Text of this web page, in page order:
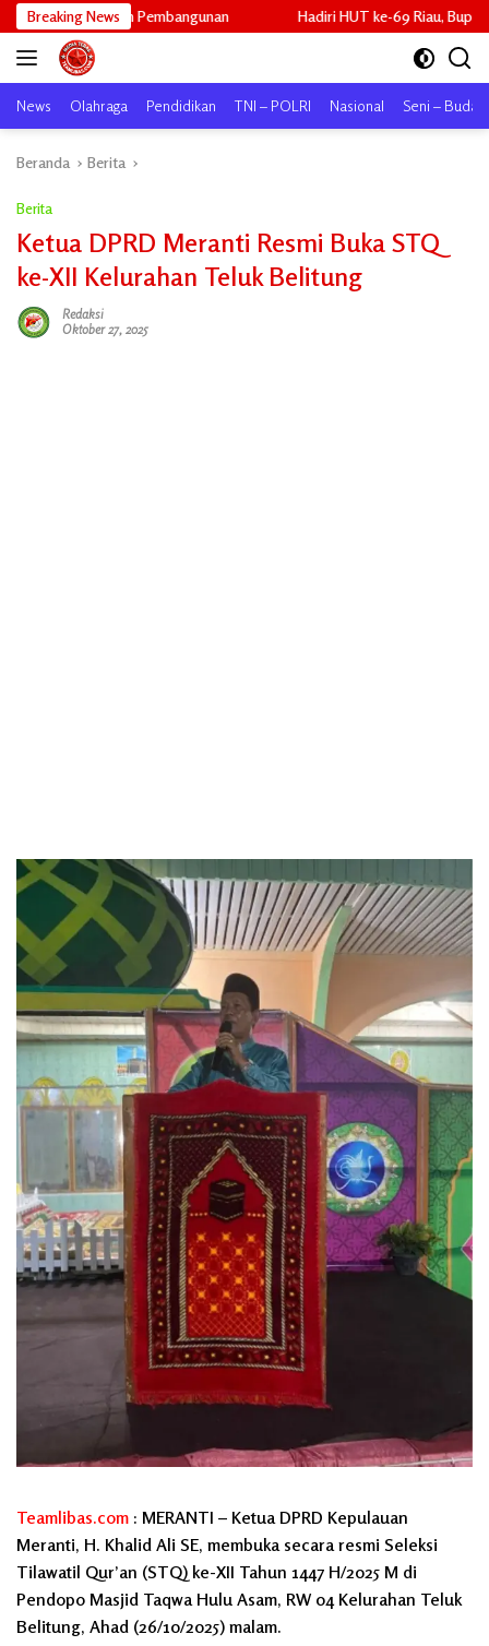
Langsung
ke
konten
Breaking News Hadiri HUT ke-69 Riau, Bupati Asmar Tekankan
News Olahraga Pendidikan TNI – POLRI Nasional Seni –
Beranda Berita
Berita
Ketua DPRD Meranti Resmi Buka STQ
ke-XII Kelurahan Teluk Belitung
Redaksi
Oktober 27, 2025
Teamlibas.com : MERANTI – Ketua DPRD Kepulauan
Meranti, H. Khalid Ali SE, membuka secara resmi Seleksi
Tilawatil Qur’an (STQ) ke-XII Tahun 1447 H/2025 M di
Pendopo Masjid Taqwa Hulu Asam, RW 04 Kelurahan Teluk
Belitung, Ahad (26/10/2025) malam.